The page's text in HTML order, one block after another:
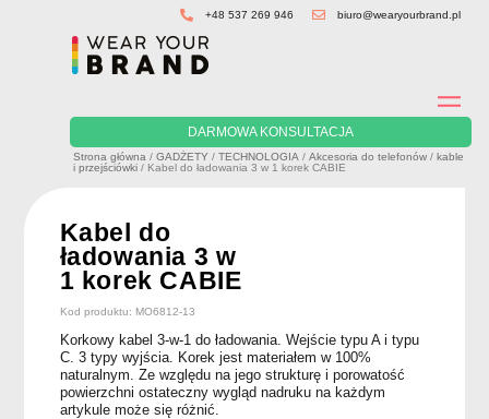
+48 537 269 946 biuro@wearyourbrand.pl
DARMOWA KONSULTACJA
Strona główna /GADŻETY /TECHNOLOGIA /Akcesoria do telefonów /kable
i przejściówki / Kabel do ładowania 3 w 1 korek CABIE
Kabel do
ładowania 3 w
1 korek CABIE
Kod produktu: MO6812-13
Korkowy kabel 3-w-1 do ładowania. Wejście typu A i typu
C. 3 typy wyjścia. Korek jest materiałem w 100%
naturalnym. Ze względu na jego strukturę i porowatość
powierzchni ostateczny wygląd nadruku na każdym
artykule może się różnić.